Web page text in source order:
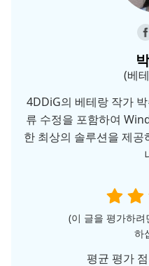
(베
4DDiG의 베테랑 작가
류 수정을 포함하여
한 최상의 솔루션을 제
(이 글을 평가하
하
평균 평가